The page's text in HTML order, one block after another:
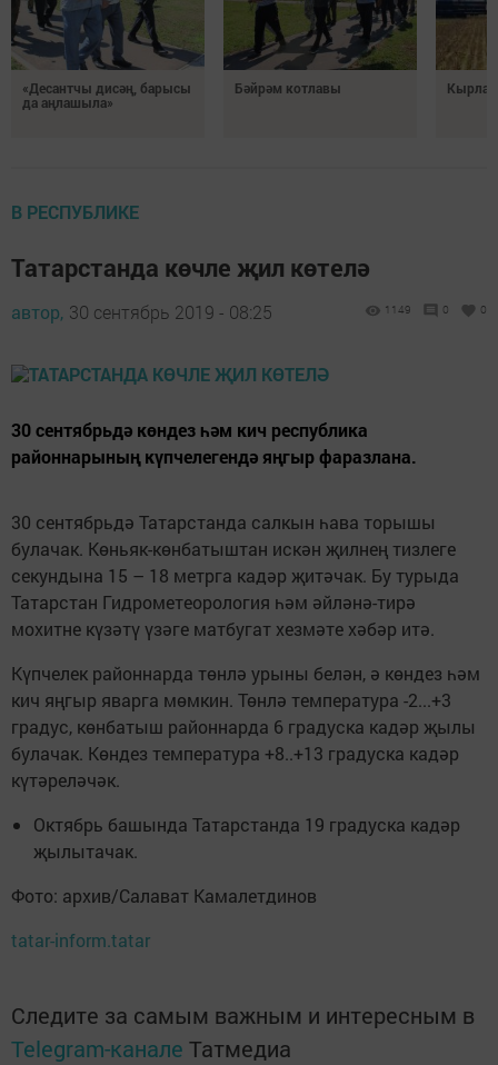
«Десантчы дисәң, барысы
да аңлашыла»
Бәйрәм котлавы
В РЕСПУБЛИКЕ
Татарстанда көчле җил көтелә
автор, 30 сентябрь 2019 - 08:25 1149 0 0
30 сентябрьдә көндез һәм кич республика
районнарының күпчелегендә яңгыр фаразлана.
30 сентябрьдә Татарстанда салкын һава торышы
булачак. Көньяк-көнбатыштан искән җилнең тизлеге
секундына 15 – 18 метрга кадәр җитәчак. Бу турыда
Татарстан Гидрометеорология һәм әйләнә-тирә
мохитне күзәтү үзәге матбугат хезмәте хәбәр итә.
Күпчелек районнарда төнлә урыны белән, ә көндез һәм
кич яңгыр яварга мөмкин. Төнлә температура -2...+3
градус, көнбатыш районнарда 6 градуска кадәр җылы
булачак. Көндез температура +8..+13 градуска кадәр
күтәреләчәк.
Октябрь башында Татарстанда 19 градуска кадәр
җылытачак.
Фото: архив/Салават Камалетдинов
tatar-inform.tatar
Следите за самым важным и интересным в
Telegram-канале Татмедиа